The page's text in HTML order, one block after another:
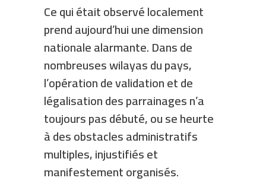
Ce qui était observé localement
prend aujourd’hui une dimension
nationale alarmante. Dans de
nombreuses wilayas du pays,
l’opération de validation et de
légalisation des parrainages n’a
toujours pas débuté, ou se heurte
à des obstacles administratifs
multiples, injustifiés et
manifestement organisés.